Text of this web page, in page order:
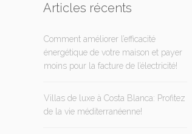
Articles récents
Comment améliorer l’efficacité
énergétique de votre maison et payer
moins pour la facture de l’électricité!
Villas de luxe à Costa Blanca: Profitez
de la vie méditerranéenne!